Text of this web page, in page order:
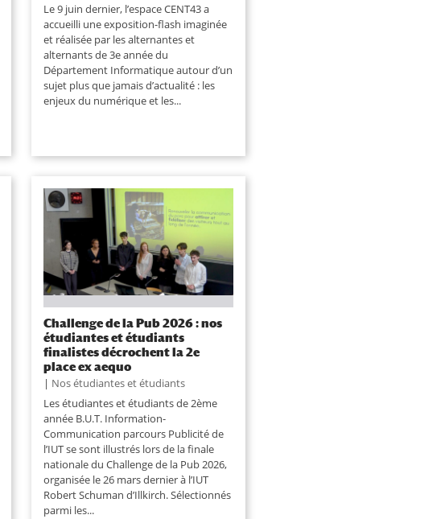
Le 9 juin dernier, l’espace CENT43 a
accueilli une exposition-flash imaginée
et réalisée par les alternantes et
alternants de 3e année du
Département Informatique autour d’un
sujet plus que jamais d’actualité : les
enjeux du numérique et les...
Challenge de la Pub 2026 : nos
étudiantes et étudiants
finalistes décrochent la 2e
place ex aequo
| Nos étudiantes et étudiants
Les étudiantes et étudiants de 2ème
année B.U.T. Information-
Communication parcours Publicité de
l’IUT se sont illustrés lors de la finale
nationale du Challenge de la Pub 2026,
organisée le 26 mars dernier à l’IUT
Robert Schuman d’Illkirch. Sélectionnés
parmi les...